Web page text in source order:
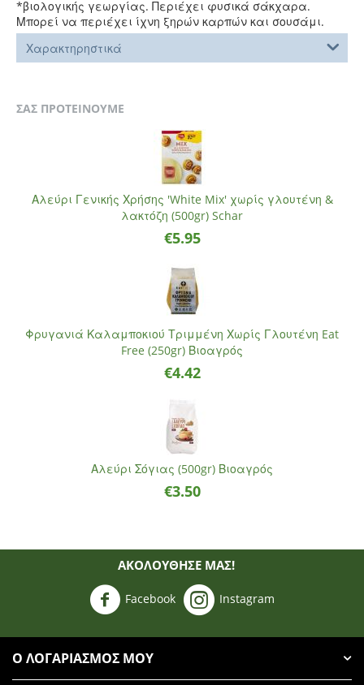
*βιολογικής γεωργίας. Περιέχει φυσικά σάκχαρα.
Μπορεί να περιέχει ίχνη ξηρών καρπών και σουσάμι.
Χαρακτηρηστικά
ΣΑΣ ΠΡΟΤΕΙΝΟΥΜΕ
Αλεύρι Γενικής Χρήσης 'White Mix' χωρίς γλουτένη &
λακτόζη (500gr) Schar
€5.95
Φρυγανιά Καλαμποκιού Τριμμένη Χωρίς Γλουτένη Eat
Free (250gr) Βιοαγρός
€4.42
Αλεύρι Σόγιας (500gr) Βιοαγρός
€3.50
ΑΚΟΛΟΥΘΗΣΈ ΜΑΣ!
Facebook Instagram
Ο ΛΟΓΑΡΙΑΣΜΌΣ ΜΟΥ